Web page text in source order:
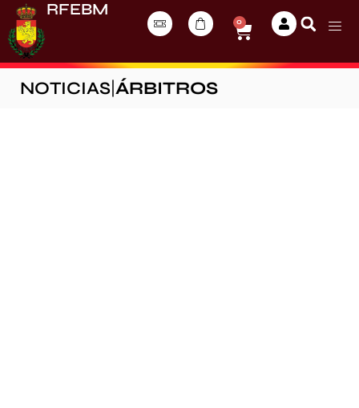
RFEBM
0
NOTICIAS ÁRBITROS